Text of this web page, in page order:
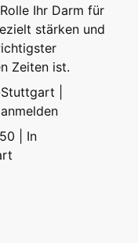
Ihr Darm für
stärken und
Zeiten ist.
|
| In